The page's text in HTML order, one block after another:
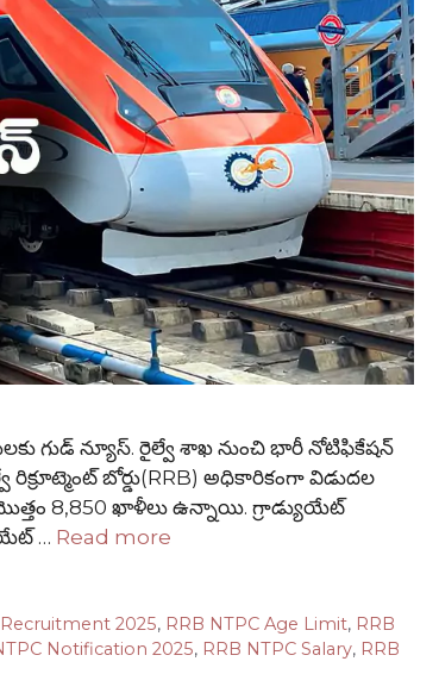
గుడ్ న్యూస్. రైల్వే శాఖ నుంచి భారీ నోటిఫికేషన్
బోర్డు(RRB) అధికారికంగా విడుదల
మొత్తం 8,850 ఖాళీలు ఉన్నాయి. గ్రాడ్యుయేట్
… Read more
2025, RRB NTPC Age Limit, RRB
Notification 2025, RRB NTPC Salary, RRB